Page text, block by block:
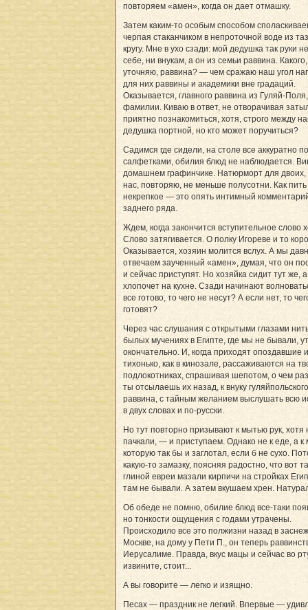
повторяем «амен», когда он дает отмашку.
Затем каким-то особым способом
черпая стаканчиком в непроточной воде из
кругу. Мне в ухо сзади: мой дедушка так руки
себе, ни внукам, а он из семьи раввина. Какого,
уточняю, раввина? — чем сражаю наш угол
для них раввины и академики вне градаций.
Оказывается, главного раввина из Гуляй-
фамилии. Киваю в ответ, не отворачивая
приятно познакомиться, хотя, строго между
дедушка портной, но кто может поручиться?
Садимся где сидели, на столе все аккуратно
салфетками, обилия блюд не наблюдается.
домашнем графинчике. Натюрморт для двоих,
нас, повторяю, не меньше полусотни. Как пить
некрепкое — это опять интимный
заднего ряда.
Ждем, когда закончится вступительное слово
Слово затягивается. О полку Игореве и то
Оказывается, хозяин молится вслух. А мы
отвечаем заученный «амен», думая, что он
и сейчас приступят. Но хозяйка сидит тут же,
хлопочет на кухне. Сзади начинают
все готово, то чего не несут? А если нет, то
готовят?
Через час слушания с открытыми глазами
былых мучениях в Египте, где мы не бывали,
окончательно. И, когда приходят опоздавшие и
тихонько, как в кинозале, рассаживаются на
подлокотниках, спрашивая шепотом, о чем
ты отсылаешь их назад, к внуку гуляйпольского
раввина, с тайным желанием выслушать всю
в двух словах и по-русски.
Но тут повторно призывают к мытью рук, хотя
пачкали, — и приступаем. Однако не к еде, а к
которую так бы и заглотал, если б не сухо.
какую-то замазку, поясняя радостно, что вот
глиной евреи мазали кирпичи на стройках
там не бывали. А затем вкушаем хрен.
Об обеде не помню, обилие блюд все-таки
но тонкости ощущения с годами утрачены.
Происходило все это полжизни назад в
Москве, на дому у Пети П., он теперь
Иерусалиме. Правда, вкус мацы и сейчас во
извините, стоит...
А вы говорите — легко и изящно.
Песах — праздник не легкий. Впервые —